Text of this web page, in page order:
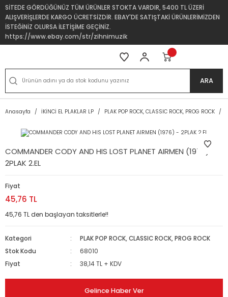
SİTEDE GÖRDÜĞÜNÜZ TÜM ÜRÜNLER STOKTA VARDIR, 5400 TL ÜZERİ
ALIŞVERİŞLERDE KARGO ÜCRETSİZDİR. EBAY'DE SATIŞTAKİ ÜRÜNLERİMİZDEN
İSTEĞİNİZ OLURSA İLETİŞİME GEÇİNİZ.
https://www.ebay.com/str/zihnimuzik
ARA
Anasayfa İKİNCİ EL PLAKLAR LP PLAK POP ROCK, CLASSIC ROCK, PROG ROCK
COMMANDER CODY AND HIS LOST PLANET AIRMEN (1976) -
2PLAK 2.EL
Fiyat
45,76 TL
45,76 TL den başlayan taksitlerle!!
Kategori
PLAK POP ROCK, CLASSIC ROCK, PROG ROCK
Stok Kodu
68010
Fiyat
38,14 TL + KDV
Gelince Haber Ver